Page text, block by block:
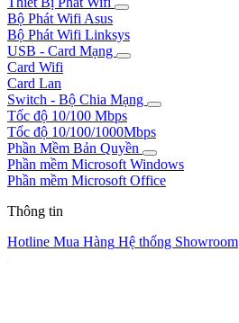
Bộ Phát Wifi Asus
Bộ Phát Wifi Linksys
USB - Card Mạng
Card Wifi
Card Lan
Switch - Bộ Chia Mạng
Tốc độ 10/100 Mbps
Tốc độ 10/100/1000Mbps
Phần Mềm Bản Quyền
Phần mềm Microsoft Windows
Phần mềm Microsoft Office
Thông tin
Hotline Mua Hàng Hệ thống Showroom